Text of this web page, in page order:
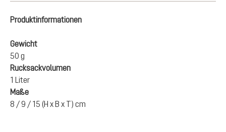
Produktinformationen
Gewicht
50 g
Rucksackvolumen
1 Liter
Maße
8 / 9 / 15 (H x B x T) cm